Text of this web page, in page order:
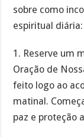
sobre como
espiritual diária:
1. Reserve um
Oração de
feito logo ao
matinal.
paz e proteção